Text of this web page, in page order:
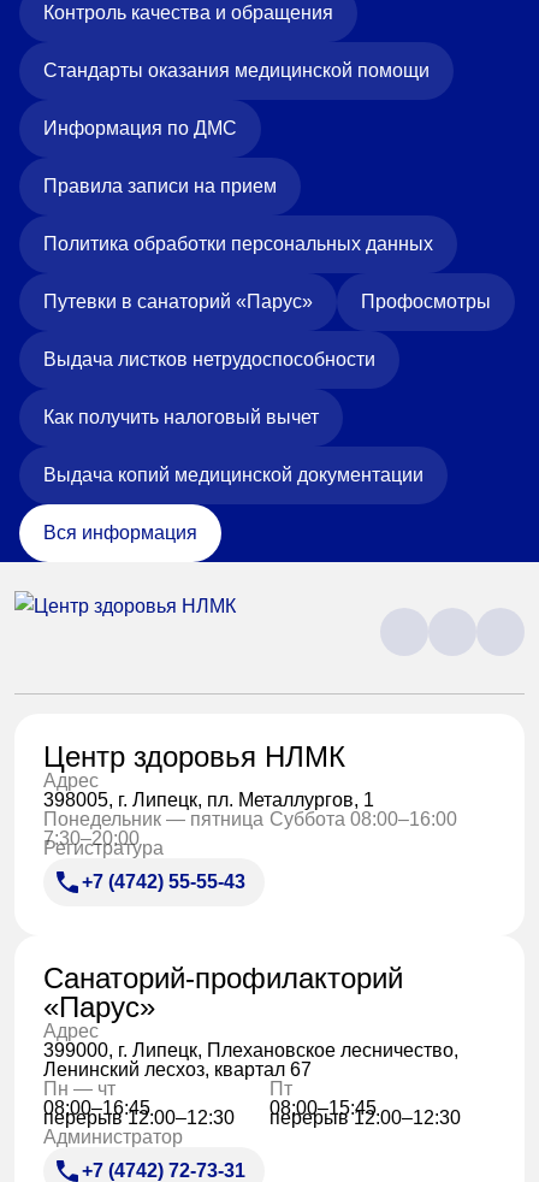
Контроль качества и обращения
Стандарты оказания медицинской помощи
Информация по ДМС
Правила записи на прием
Политика обработки персональных данных
Путевки в санаторий «Парус» Профосмотры
Выдача листков нетрудоспособности
Как получить налоговый вычет
Выдача копий медицинской документации
Вся информация
Центр здоровья НЛМК
Адрес
398005, г. Липецк, пл. Металлургов, 1
Понедельник — пятница
7:30–20:00
Суббота 08:00–16:00
Регистратура
+7 (4742) 55-55-43
Санаторий-профилакторий
«Парус»
Адрес
399000, г. Липецк, Плехановское лесничество,
Ленинский лесхоз, квартал 67
Пн — чт
08:00–16:45
перерыв 12:00–12:30
Пт
08:00–15:45
перерыв 12:00–12:30
Администратор
+7 (4742) 72-73-31